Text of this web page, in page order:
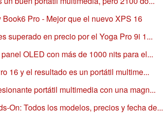
Pro - Mejor que el nuevo XPS 16
superado en precio por el Yoga Pro 9i 1...
OLED con más de 1000 nits para el...
16 y el resultado es un portátil multime...
portátil multimedia con una magn...
On: Todos los modelos, precios y fecha de...